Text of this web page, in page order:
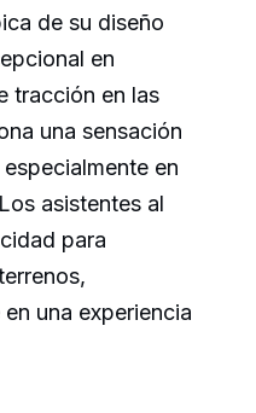
de su diseño
en
tracción en las
una sensación
en
asistentes al
para
una experiencia